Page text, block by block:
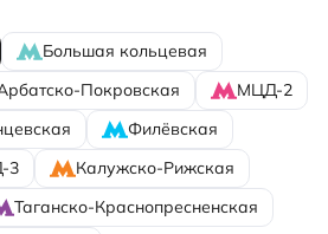
Большая кольцевая
Покровская
МЦД-2
Филёвская
3
Калужско-Рижская
Таганско-Краснопресненская